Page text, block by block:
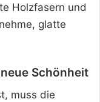
Holzfasern und
glatte
Schönheit
muss die